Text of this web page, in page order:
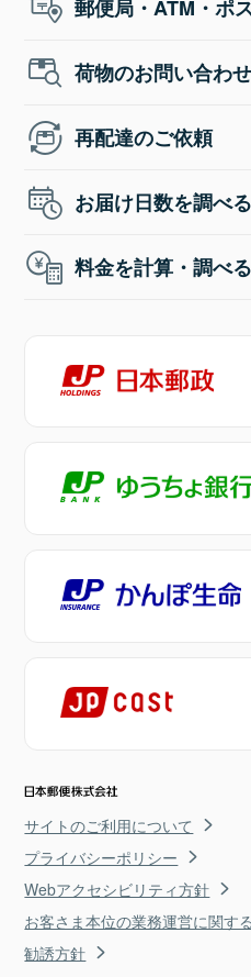
郵便局・ATM・ポ
荷物のお問い合わせ
再配達のご依頼
お届け日数を調べる
料金を計算・調べる
サイトのご利用について
プライバシーポリシー
Webアクセシビリティ方針
お客さま本位の業務運営に関す
勧誘方針